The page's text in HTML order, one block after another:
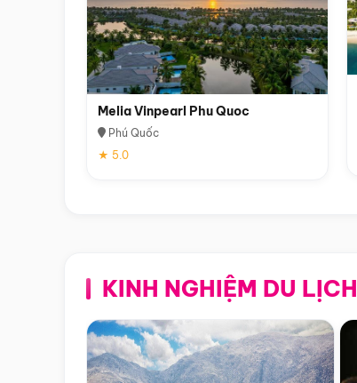
Melia Vinpearl Phu Quoc
Phú Quốc
★ 5.0
KINH NGHIỆM DU LỊCH